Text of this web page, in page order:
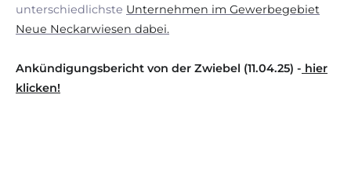
unterschiedlichste Unternehmen im Gewerbegebiet
Neue Neckarwiesen dabei.
Ankündigungsbericht von der Zwiebel (11.04.25) - hier
klicken!